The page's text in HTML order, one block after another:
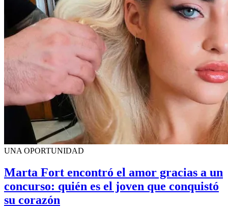
UNA OPORTUNIDAD
Marta Fort encontró el amor gracias a un
concurso: quién es el joven que conquistó
su corazón